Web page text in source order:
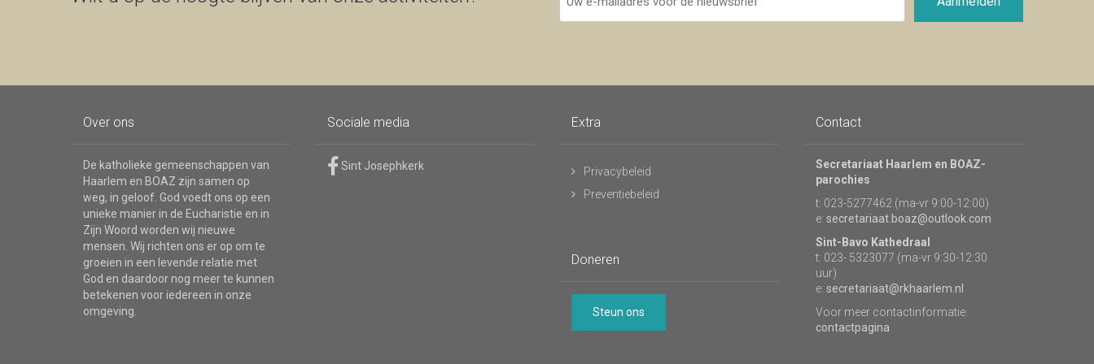
e-
mailadres
Over ons
De katholieke gemeenschappen van
Haarlem en BOAZ zijn samen op
weg, in geloof. God voedt ons op een
unieke manier in de Eucharistie en in
Zijn Woord worden wij nieuwe
mensen. Wij richten ons er op om te
groeien in een levende relatie met
God en daardoor nog meer te kunnen
betekenen voor iedereen in onze
omgeving.
Sociale media
Sint Josephkerk
Extra
Privacybeleid
Preventiebeleid
Doneren
Steun ons
Contact
Secretariaat Haarlem en BOAZ-
parochies
t: 023-5277462 (ma-vr 9:00-12:00)
e: secretariaat.boaz@outlook.com
Sint-Bavo Kathedraal
t: 023- 5323077 (ma-vr 9:30-12:30
uur)
e: secretariaat@rkhaarlem.nl
Voor meer contactinformatie:
contactpagina